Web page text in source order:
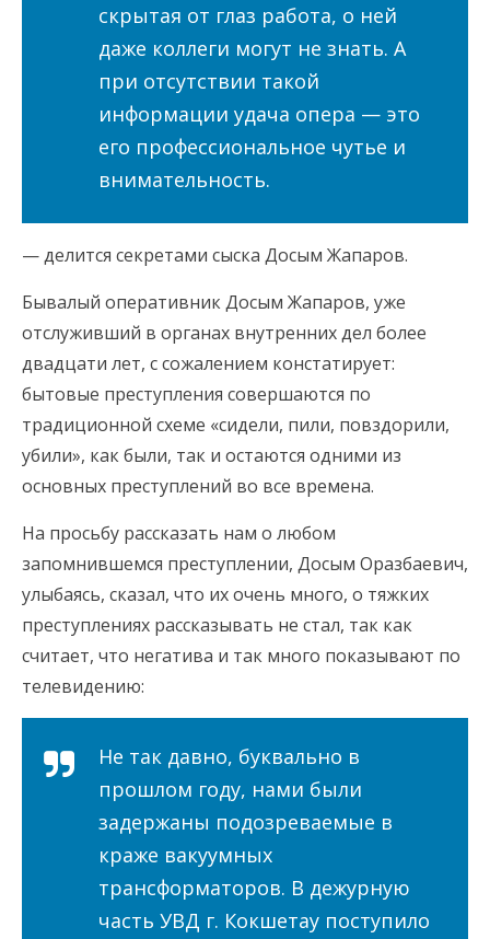
скрытая от глаз работа, о ней
даже коллеги могут не знать. А
при отсутствии такой
информации удача опера — это
его профессиональное чутье и
внимательность.
— делится секретами сыска Досым Жапаров.
Бывалый оперативник Досым Жапаров, уже
отслуживший в органах внутренних дел более
двадцати лет, с сожалением констатирует:
бытовые преступления совершаются по
традиционной схеме «сидели, пили, повздорили,
убили», как были, так и остаются одними из
основных преступлений во все времена.
На просьбу рассказать нам о любом
запомнившемся преступлении, Досым Оразбаевич,
улыбаясь, сказал, что их очень много, о тяжких
преступлениях рассказывать не стал, так как
считает, что негатива и так много показывают по
телевидению:
Не так давно, буквально в
прошлом году, нами были
задержаны подозреваемые в
краже вакуумных
трансформаторов. В дежурную
часть УВД г. Кокшетау поступило